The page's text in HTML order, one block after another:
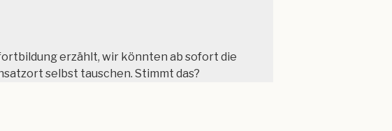
erzählt, wir könnten ab sofort die
selbst tauschen. Stimmt das?